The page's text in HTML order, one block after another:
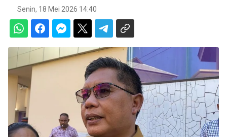
Senin, 18 Mei 2026 14:40